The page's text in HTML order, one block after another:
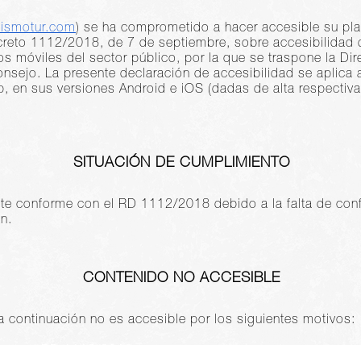
) se ha comprometido a hacer accesible su
1112/2018, de 7 de septiembre, sobre accesibilidad
móviles del sector público, por la que se traspone la
La presente declaración de accesibilidad se aplica
en sus versiones Android e iOS (dadas de alta
SITUACIÓN DE CUMPLIMIENTO
conforme con el RD 1112/2018 debido a la falta de
CONTENIDO NO ACCESIBLE
continuación no es accesible por los siguientes motivos: